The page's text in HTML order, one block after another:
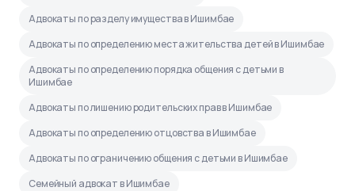
Адвокаты по разделу имущества в Ишимбае
Адвокаты по определению места жительства детей в Ишимбае
Адвокаты по определению порядка общения с детьми в
Ишимбае
Адвокаты по лишению родительских прав в Ишимбае
Адвокаты по определению отцовства в Ишимбае
Адвокаты по ограничению общения с детьми в Ишимбае
Семейный адвокат в Ишимбае